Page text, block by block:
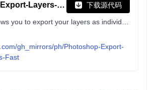
Photoshop-Export-Layers-to-Files-Fast 下载源代码
gh_mirrors/ph/Photoshop-Export-
Fast